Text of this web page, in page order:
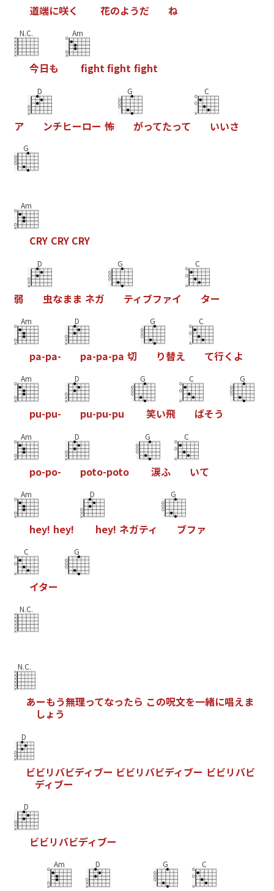
道端に咲く 花のようだ ね
N.C.
今日も
Am
fghtfght fght
ア
D
ンチヒーロー 怖
G
がってたって
C
いいさ
G
Am
CRY CRY CRY
弱
D
虫なまま ネガ
G
ティブフ ァイ
C
ター
Am
pa-pa-
D
pa-pa-pa 切
G
り替え
C
て行く よ
Am
pu-pu-
D
pu-pu-pu
G
笑い飛
C
ばそう
G
Am
po-po-
D
poto-poto
G
涙ふ
C
いて
Am
hey! hey!
D
hey! ネガティ
G
ブフ ァ
C
イター
G
N.C.
N.C.
あーもう無理ってなったら この呪文を一緒に唱えま
しょ う
D
ビビリバビディブー ビビリバビディブー ビビリバビ
ディブー
D
ビビリバビディブー
Am D G C